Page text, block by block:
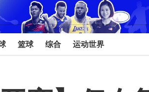
篮球 综合 运动世界